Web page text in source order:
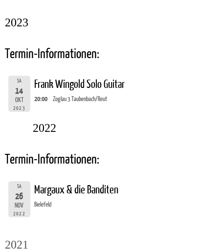
2023
Termin-Informationen:
SA
14
OKT
2023
Frank Wingold Solo Guitar
20:00 Zoglau 3 Taubenbach/Reut
2022
Termin-Informationen:
SA
26
NOV
2022
Margaux & die Banditen
Bielefeld
2021